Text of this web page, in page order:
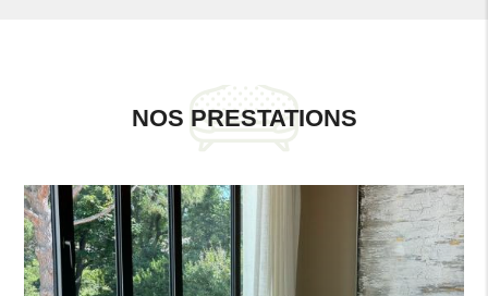
NOS PRESTATIONS